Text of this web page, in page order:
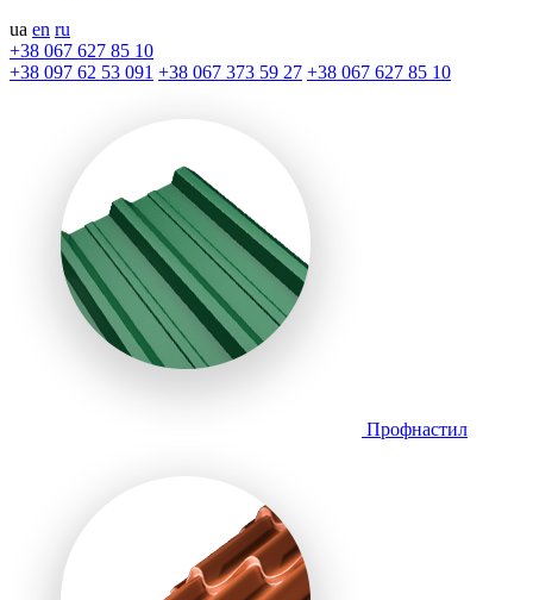
ua en ru
+38 067 627 85 10
+38 097 62 53 091 +38 067 373 59 27 +38 067 627 85 10
Профнастил